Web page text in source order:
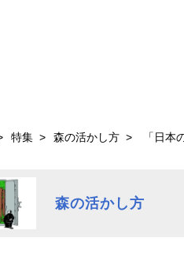
特集 森の活かし方 「日
森の活かし方